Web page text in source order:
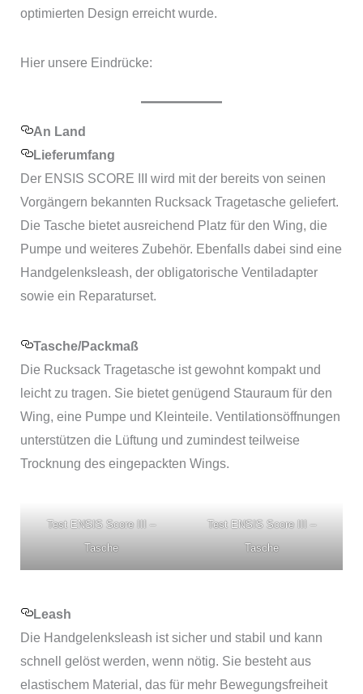
optimierten Design erreicht wurde.
Hier unsere Eindrücke:
An Land
Lieferumfang
Der ENSIS SCORE III wird mit der bereits von seinen
Vorgängern bekannten Rucksack Tragetasche geliefert.
Die Tasche bietet ausreichend Platz für den Wing, die
Pumpe und weiteres Zubehör. Ebenfalls dabei sind eine
Handgelenksleash, der obligatorische Ventiladapter
sowie ein Reparaturset.
Tasche/Packmaß
Die Rucksack Tragetasche ist gewohnt kompakt und
leicht zu tragen. Sie bietet genügend Stauraum für den
Wing, eine Pumpe und Kleinteile. Ventilationsöffnungen
unterstützen die Lüftung und zumindest teilweise
Trocknung des eingepackten Wings.
Test ENSIS Score III –
Tasche
Test ENSIS Score III –
Tasche
Leash
Die Handgelenksleash ist sicher und stabil und kann
schnell gelöst werden, wenn nötig. Sie besteht aus
elastischem Material, das für mehr Bewegungsfreiheit